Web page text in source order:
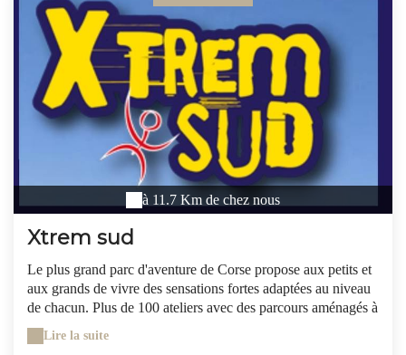
à 11.7 Km de chez nous
Xtrem sud
Le plus grand parc d'aventure de Corse propose aux petits et
aux grands de vivre des sensations fortes adaptées au niveau
de chacun. Plus de 100 ateliers avec des parcours aménagés à
quelques mètres du sol (Parc Aventure), des treks et des
randonnées sur le fameux GR20, de l'escalade sur les
Lire la suite